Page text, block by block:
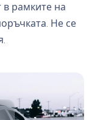
рамките на
Не се